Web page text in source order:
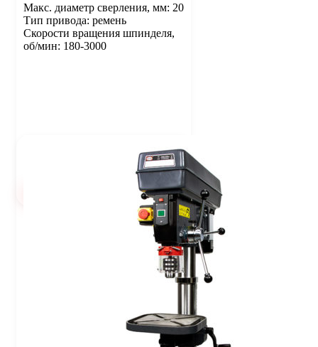
60 240руб.
Макс. диаметр сверления, мм: 20
Тип привода: ремень
Скорости вращения шпинделя,
об/мин: 180-3000